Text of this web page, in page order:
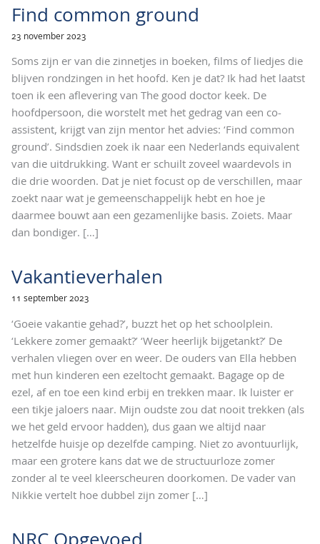
Find common ground
23 november 2023
Soms zijn er van die zinnetjes in boeken, films of liedjes die
blijven rondzingen in het hoofd. Ken je dat? Ik had het laatst
toen ik een aflevering van The good doctor keek. De
hoofdpersoon, die worstelt met het gedrag van een co-
assistent, krijgt van zijn mentor het advies: ‘Find common
ground’. Sindsdien zoek ik naar een Nederlands equivalent
van die uitdrukking. Want er schuilt zoveel waardevols in
die drie woorden. Dat je niet focust op de verschillen, maar
zoekt naar wat je gemeenschappelijk hebt en hoe je
daarmee bouwt aan een gezamenlijke basis. Zoiets. Maar
dan bondiger. […]
Vakantieverhalen
11 september 2023
‘Goeie vakantie gehad?’, buzzt het op het schoolplein.
‘Lekkere zomer gemaakt?’ ‘Weer heerlijk bijgetankt?’ De
verhalen vliegen over en weer. De ouders van Ella hebben
met hun kinderen een ezeltocht gemaakt. Bagage op de
ezel, af en toe een kind erbij en trekken maar. Ik luister er
een tikje jaloers naar. Mijn oudste zou dat nooit trekken (als
we het geld ervoor hadden), dus gaan we altijd naar
hetzelfde huisje op dezelfde camping. Niet zo avontuurlijk,
maar een grotere kans dat we de structuurloze zomer
zonder al te veel kleerscheuren doorkomen. De vader van
Nikkie vertelt hoe dubbel zijn zomer […]
NRC Opgevoed